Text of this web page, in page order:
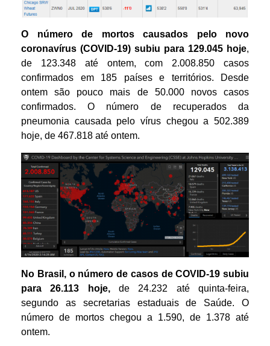
O número de mortos causados pelo novo
coronavírus (COVID-19) subiu para 129.045 hoje,
de 123.348 até ontem, com 2.008.850 casos
confirmados em 185 países e territórios. Desde
ontem são pouco mais de 50.000 novos casos
confirmados. O número de recuperados da
pneumonia causada pelo vírus chegou a 502.389
hoje, de 467.818 até ontem.
No Brasil, o número de casos de COVID-19 subiu
para 26.113 hoje, de 24.232 até quinta-feira,
segundo as secretarias estaduais de Saúde. O
número de mortos chegou a 1.590, de 1.378 até
ontem.